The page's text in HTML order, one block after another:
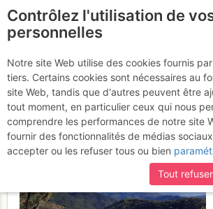
Les 4 Jasses
Peyregrosse
Dimanche
Contrôlez l'utilisation de
personnelles
Notre site Web utilise des cookies fournis
tiers. Certains cookies sont nécessaires au
site Web, tandis que d'autres peuvent être
tout moment, en particulier ceux qui nous
comprendre les performances de notre site
fournir des fonctionnalités de médias
accepter ou les refuser tous ou bien
Tout refuser